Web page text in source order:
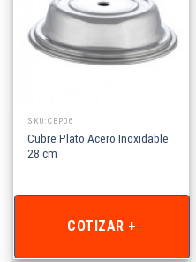
SKU: CBP06
Cubre Plato Acero Inoxidable
28 cm
COTIZAR +